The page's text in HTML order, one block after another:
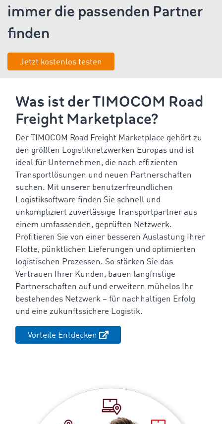
immer die passenden Partner
finden
Jetzt kostenlos testen
Was ist der TIMOCOM Road
Freight Marketplace?
Der TIMOCOM Road Freight Marketplace gehört zu
den größten Logistiknetzwerken Europas und ist
ideal für Unternehmen, die nach effizienten
Transportlösungen und neuen Partnerschaften
suchen. Mit unserer benutzerfreundlichen
Logistiksoftware finden Sie schnell und
unkompliziert zuverlässige Transportpartner aus
einem umfassenden, geprüften Netzwerk.
Profitieren Sie von einer besseren Auslastung Ihrer
Flotte, pünktlichen Lieferungen und optimierten
logistischen Prozessen. So stärken Sie das
Vertrauen Ihrer Kunden, bauen langfristige
Partnerschaften auf und erweitern mühelos Ihr
bestehendes Netzwerk – für nachhaltigen Erfolg
und eine zukunftssichere Logistik.
Vorteile Entdecken